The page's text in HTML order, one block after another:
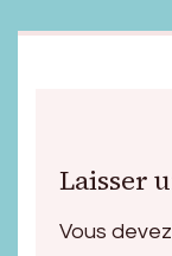
Laisser
Vous devez